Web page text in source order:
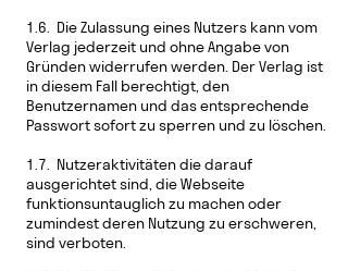
1.6. Die Zulassung eines Nutzers kann vom
Verlag jederzeit und ohne Angabe von
Gründen widerrufen werden. Der Verlag ist
in diesem Fall berechtigt, den
Benutzernamen und das entsprechende
Passwort sofort zu sperren und zu löschen.
1.7. Nutzeraktivitäten die darauf
ausgerichtet sind, die Webseite
funktionsuntauglich zu machen oder
zumindest deren Nutzung zu erschweren,
sind verboten.